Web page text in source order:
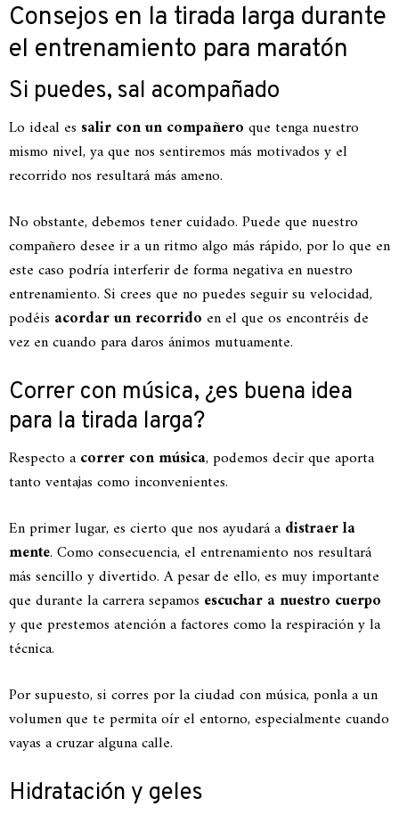
Consejos en la tirada larga durante
el entrenamiento para maratón
Si puedes, sal acompañado
Lo ideal es salir con un compañero que tenga nuestro
mismo nivel, ya que nos sentiremos más motivados y el
recorrido nos resultará más ameno.
No obstante, debemos tener cuidado. Puede que nuestro
compañero desee ir a un ritmo algo más rápido, por lo que en
este caso podría interferir de forma negativa en nuestro
entrenamiento. Si crees que no puedes seguir su velocidad,
podéis acordar unrecorrido en el que os encontréis de
vez en cuando para daros ánimos mutuamente.
Correr con música, ¿es buena idea
para la tirada larga?
Respecto a correr con música, podemos decir que aporta
tanto ventajas como inconvenientes.
En primer lugar, es cierto que nos ayudará a distraer la
mente. Como consecuencia, el entrenamiento nos resultará
más sencillo y divertido. A pesar de ello, es muy importante
que durante la carrera sepamos escuchar a nuestro cuerpo
y que prestemos atención a factores como la respiración y la
técnica.
Por supuesto, si corres por la ciudad con música, ponla a un
volumen que te permita oír el entorno, especialmente cuando
vayas a cruzar alguna calle.
Hidratación y geles